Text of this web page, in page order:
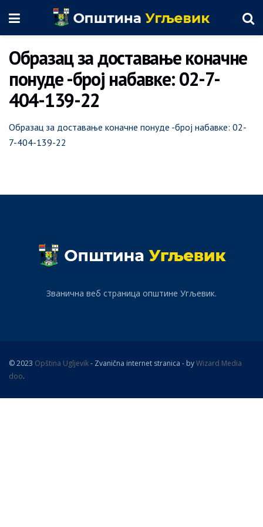
Образац за доставање коначне
понуде -број набавке: 02-7-
404-139-22
Образац за доставање коначне понуде -број набавке: 02-
7-404-139-22
Званична веб страница општине Угљевик.
© 2023 Opština Ugljevik- Zvanična internet stranica - byWizard Media
doo.